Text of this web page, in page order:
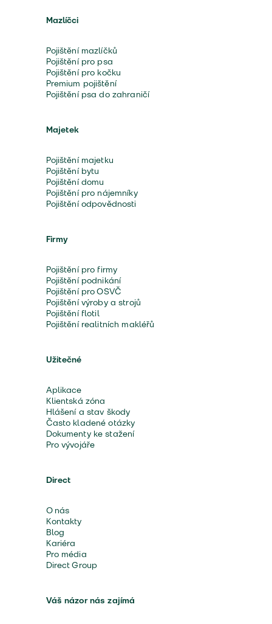
Mazlíčci
Pojištění mazlíčků
Pojištění pro psa
Pojištění pro kočku
Premium pojištění
Pojištění psa do zahraničí
Majetek
Pojištění majetku
Pojištění bytu
Pojištění domu
Pojištění pro nájemníky
Pojištění odpovědnosti
Firmy
Pojištění pro firmy
Pojištění podnikání
Pojištění pro OSVČ
Pojištění výroby a strojů
Pojištění flotil
Pojištění realitních makléřů
Užitečné
Aplikace
Klientská zóna
Hlášení a stav škody
Často kladené otázky
Dokumenty ke stažení
Pro vývojáře
Direct
O nás
Kontakty
Blog
Kariéra
Pro média
Direct Group
Váš názor nás zajímá